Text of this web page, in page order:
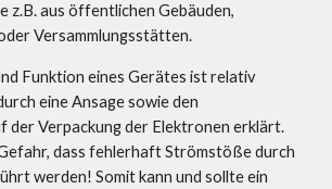
z.B. aus öffentlichen Gebäuden,
Versammlungsstätten.
Funktion eines Gerätes ist relativ
eine Ansage sowie den
der Verpackung der Elektronen erklärt.
dass fehlerhaft Strömstöße durch
werden! Somit kann und sollte ein